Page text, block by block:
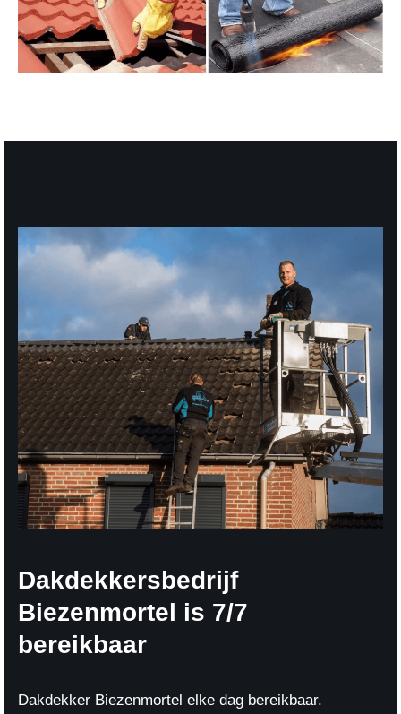
Dakdekkersbedrijf
Biezenmortel is 7/7
bereikbaar
Dakdekker Biezenmortel elke dag bereikbaar.